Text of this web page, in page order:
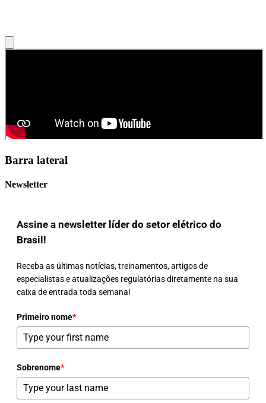
Barra lateral
Newsletter
Assine a newsletter líder do setor elétrico do
Brasil!
Receba as últimas notícias, treinamentos, artigos de
especialistas e atualizações regulatórias diretamente na sua
caixa de entrada toda semana!
Primeiro nome*
Sobrenome*